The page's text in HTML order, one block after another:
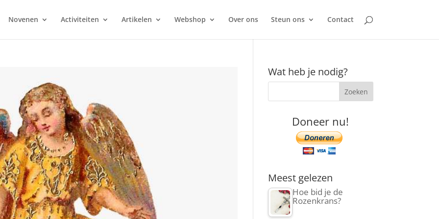
Novenen Activiteiten Artikelen Webshop Over ons Steun ons Contact
Wat heb je nodig?
Doneer nu!
Meest gelezen
Hoe bid je de
Rozenkrans?